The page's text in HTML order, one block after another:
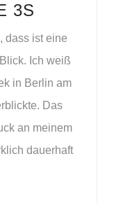
3S
dass ist eine
Ich weiß
in Berlin am
Das
an meinem
dauerhaft